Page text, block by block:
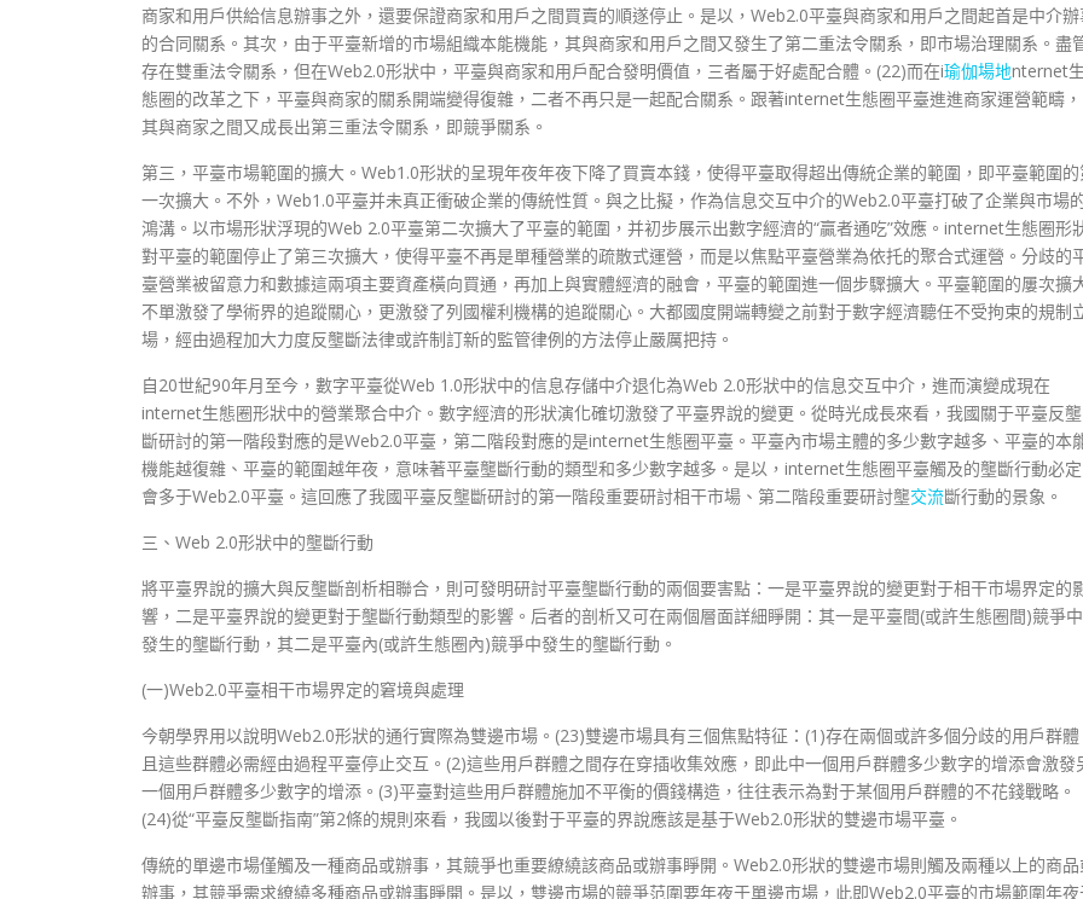
商家和用戶供給信息辦事之外，還要保證商家和用戶之間買賣的順遂停止。是以，Web2.0平臺與商家和用戶之間起首是中介
的合同關系。其次，由于平臺新增的市場組織本能機能，其與商家和用戶之間又發生了第二重法令關系，即市場治理關系。盡
存在雙重法令關系，但在Web2.0形狀中，平臺與商家和用戶配合發明價值，三者屬于好處配合體。(22)而在i瑜伽場地nternet生
態圈的改革之下，平臺與商家的關系開端變得復雜，二者不再只是一起配合關系。跟著internet生態圈平臺進進商家運營範疇，
其與商家之間又成長出第三重法令關系，即競爭關系。
第三，平臺市場範圍的擴大。Web1.0形狀的呈現年夜年夜下降了買賣本錢，使得平臺取得超出傳統企業的範圍，即平臺範圍
一次擴大。不外，Web1.0平臺并未真正衝破企業的傳統性質。與之比擬，作為信息交互中介的Web2.0平臺打破了企業與市場
鴻溝。以市場形狀浮現的Web 2.0平臺第二次擴大了平臺的範圍，并初步展示出數字經濟的“贏者通吃”效應。internet生態圈形
對平臺的範圍停止了第三次擴大，使得平臺不再是單種營業的疏散式運營，而是以焦點平臺營業為依托的聚合式運營。分歧的
臺營業被留意力和數據這兩項主要資產橫向買通，再加上與實體經濟的融會，平臺的範圍進一個步驟擴大。平臺範圍的屢次擴
不單激發了學術界的追蹤關心，更激發了列國權利機構的追蹤關心。大都國度開端轉變之前對于數字經濟聽任不受拘束的規制
場，經由過程加大力度反壟斷法律或許制訂新的監管律例的方法停止嚴厲把持。
自20世紀90年月至今，數字平臺從Web 1.0形狀中的信息存儲中介退化為Web 2.0形狀中的信息交互中介，進而演變成現在
internet生態圈形狀中的營業聚合中介。數字經濟的形狀演化確切激發了平臺界說的變更。從時光成長來看，我國關于平臺反壟
斷研討的第一階段對應的是Web2.0平臺，第二階段對應的是internet生態圈平臺。平臺內市場主體的多少數字越多、平臺的本
機能越復雜、平臺的範圍越年夜，意味著平臺壟斷行動的類型和多少數字越多。是以，internet生態圈平臺觸及的壟斷行動必定
會多于Web2.0平臺。這回應了我國平臺反壟斷研討的第一階段重要研討相干市場、第二階段重要研討壟交流斷行動的景象。
三、Web 2.0形狀中的壟斷行動
將平臺界說的擴大與反壟斷剖析相聯合，則可發明研討平臺壟斷行動的兩個要害點：一是平臺界說的變更對于相干市場界定的
響，二是平臺界說的變更對于壟斷行動類型的影響。后者的剖析又可在兩個層面詳細睜開：其一是平臺間(或許生態圈間)競爭中
發生的壟斷行動，其二是平臺內(或許生態圈內)競爭中發生的壟斷行動。
(一)Web2.0平臺相干市場界定的窘境與處理
今朝學界用以說明Web2.0形狀的通行實際為雙邊市場。(23)雙邊市場具有三個焦點特征：(1)存在兩個或許多個分歧的用戶群體
且這些群體必需經由過程平臺停止交互。(2)這些用戶群體之間存在穿插收集效應，即此中一個用戶群體多少數字的增添會激發
一個用戶群體多少數字的增添。(3)平臺對這些用戶群體施加不平衡的價錢構造，往往表示為對于某個用戶群體的不花錢戰略。
(24)從“平臺反壟斷指南”第2條的規則來看，我國以後對于平臺的界說應該是基于Web2.0形狀的雙邊市場平臺。
傳統的單邊市場僅觸及一種商品或辦事，其競爭也重要繚繞該商品或辦事睜開。Web2.0形狀的雙邊市場則觸及兩種以上的商
辦事，其競爭需求繚繞多種商品或辦事睜開。是以，雙邊市場的競爭范圍要年夜于單邊市場，此即Web2.0平臺的市場範圍年